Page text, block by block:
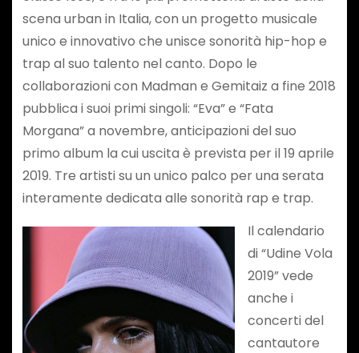
scena urban in Italia, con un progetto musicale
unico e innovativo che unisce sonorità hip-hop e
trap al suo talento nel canto. Dopo le
collaborazioni con Madman e Gemitaiz a fine 2018
pubblica i suoi primi singoli: “Eva” e “Fata
Morgana” a novembre, anticipazioni del suo
primo album la cui uscita è prevista per il 19 aprile
2019. Tre artisti su un unico palco per una serata
interamente dedicata alle sonorità rap e trap.
Il calendario
di “Udine Vola
2019” vede
anche i
concerti del
cantautore